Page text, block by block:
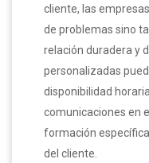
cliente, las
de problemas sino
relación duradera y
personalizadas
disponibilidad
comunicaciones en
formación
del cliente.